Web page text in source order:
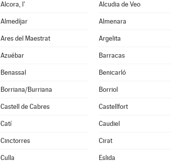
Alcora, l' Alcudia de Veo
Almedíjar Almenara
Ares del Maestrat Argelita
Azuébar Barracas
Benassal Benicarló
Borriana/Burriana Borriol
Castell de Cabres Castellfort
Catí Caudiel
Cinctorres Cirat
Culla Eslida